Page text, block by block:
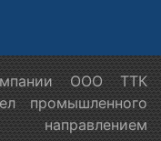
ООО ТТК
промышленного
направлением